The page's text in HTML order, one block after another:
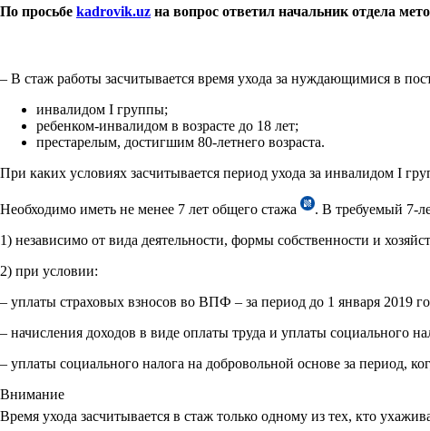
По просьбе kadrovik.uz на вопрос ответил начальник отдела
– В стаж работы засчитывается время ухода за нуждающимися в
инвалидом I группы;
ребенком-инвалидом в возрасте до 18 лет;
престарелым, достигшим 80-летнего возраста.
При каких условиях засчитывается период ухода за инвалидом I
Необходимо иметь не менее 7 лет общего стажа
. В требуемый 7-
1) независимо от вида деятельности, формы собственности и
2) при условии:
– уплаты страховых взносов во ВПФ – за период до 1 января 2019
– начисления доходов в виде оплаты труда и уплаты социального
– уплаты социального налога на добровольной основе за период,
Внимание
Время ухода засчитывается в стаж только одному из тех, кто